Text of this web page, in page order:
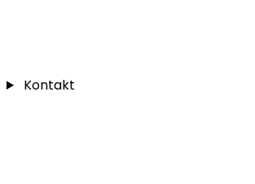
Kontakt